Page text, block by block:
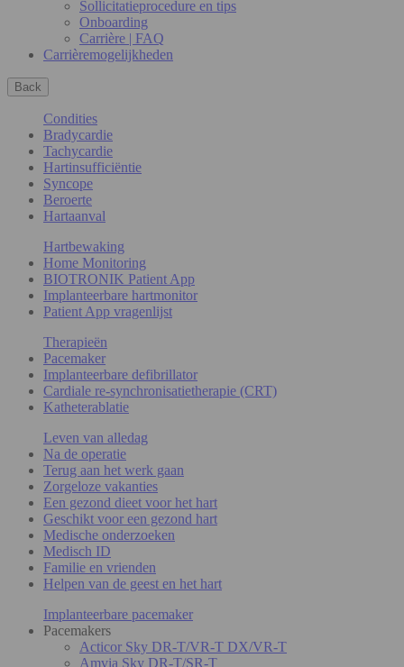
Sollicitatieprocedure en tips
Onboarding
Carrière | FAQ
Carrièremogelijkheden
Back
Condities
Bradycardie
Tachycardie
Hartinsufficiëntie
Syncope
Beroerte
Hartaanval
Hartbewaking
Home Monitoring
BIOTRONIK Patient App
Implanteerbare hartmonitor
Patient App vragenlijst
Therapieën
Pacemaker
Implanteerbare defibrillator
Cardiale re-synchronisatietherapie (CRT)
Katheterablatie
Leven van alledag
Na de operatie
Terug aan het werk gaan
Zorgeloze vakanties
Een gezond dieet voor het hart
Geschikt voor een gezond hart
Medische onderzoeken
Medisch ID
Familie en vrienden
Helpen van de geest en het hart
Implanteerbare pacemaker
Pacemakers
Acticor Sky DR-T/VR-T DX/VR-T
Amvia Sky DR-T/SR-T